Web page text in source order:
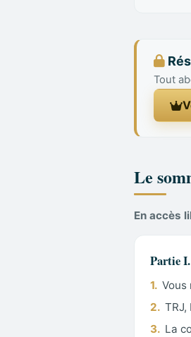
Tout
Le
En accès
Partie
1. Vous
2.
3. La